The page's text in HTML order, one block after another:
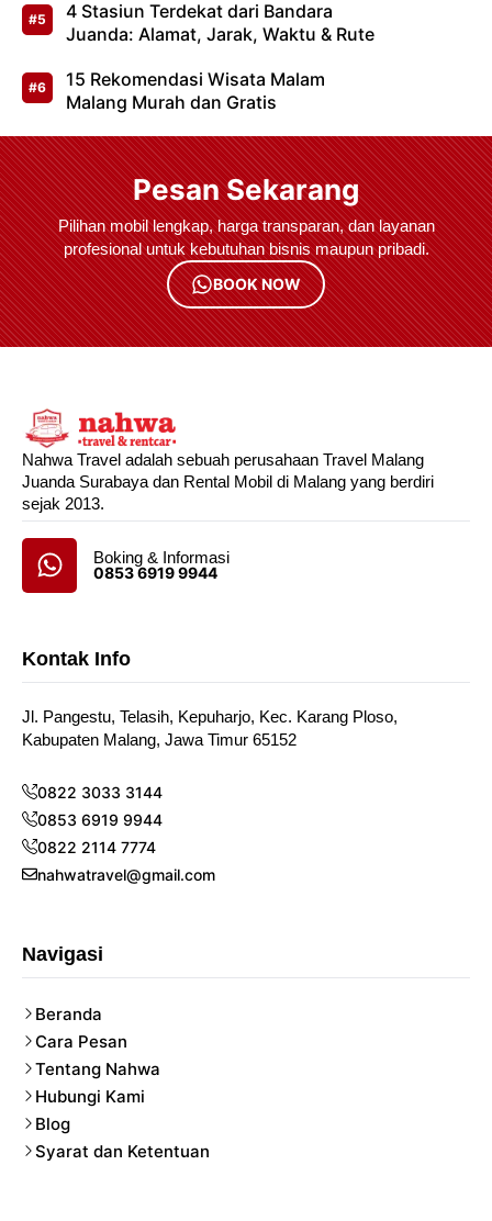
4 Stasiun Terdekat dari Bandara
Juanda: Alamat, Jarak, Waktu & Rute
15 Rekomendasi Wisata Malam
Malang Murah dan Gratis
Pesan Sekarang
Pilihan mobil lengkap, harga transparan, dan layanan
profesional untuk kebutuhan bisnis maupun pribadi.
BOOK NOW
Nahwa Travel adalah sebuah perusahaan Travel Malang
Juanda Surabaya dan Rental Mobil di Malang yang berdiri
sejak 2013.
Boking & Informasi
0853 6919 9944
Kontak Info
Jl. Pangestu, Telasih, Kepuharjo, Kec. Karang Ploso,
Kabupaten Malang, Jawa Timur 65152
0822 3033 3144
0853 6919 9944
0822 2114 7774
nahwatravel@gmail.com
Navigasi
Beranda
Cara Pesan
Tentang Nahwa
Hubungi Kami
Blog
Syarat dan Ketentuan